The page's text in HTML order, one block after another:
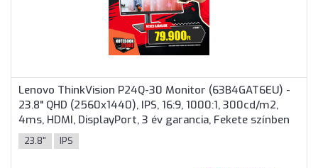
Lenovo ThinkVision P24Q-30 Monitor (63B4GAT6EU) -
23.8" QHD (2560x1440), IPS, 16:9, 1000:1, 300cd/m2,
4ms, HDMI, DisplayPort, 3 év garancia, Fekete színben
23.8" IPS